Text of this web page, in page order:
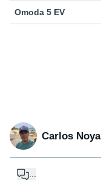
Omoda 5 EV
Carlos Noya